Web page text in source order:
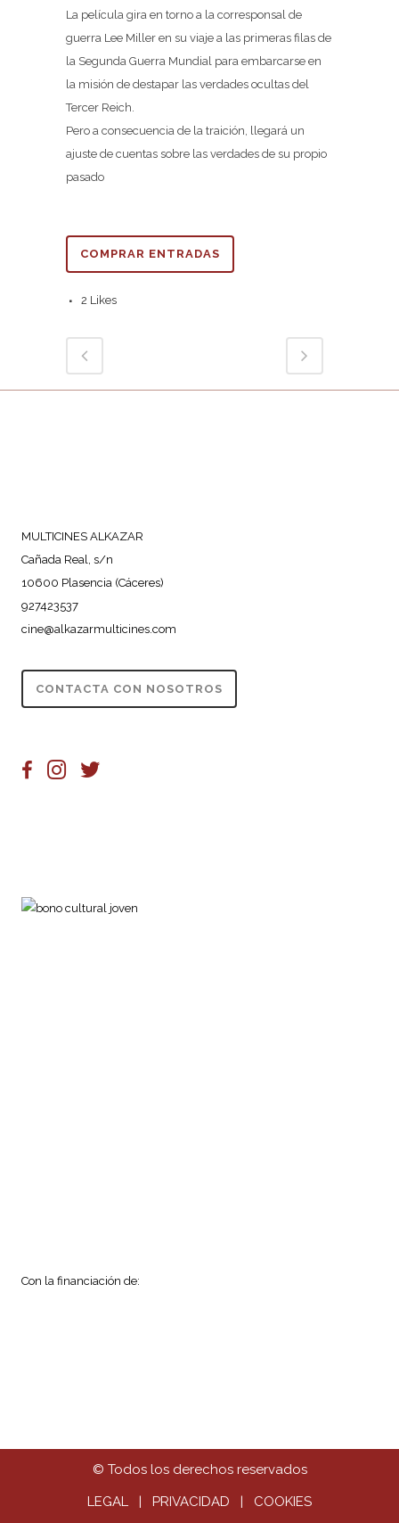
La película gira en torno a la corresponsal de
guerra Lee Miller en su viaje a las primeras filas de
la Segunda Guerra Mundial para embarcarse en
la misión de destapar las verdades ocultas del
Tercer Reich.
Pero a consecuencia de la traición, llegará un
ajuste de cuentas sobre las verdades de su propio
pasado
COMPRAR ENTRADAS
2 Likes
MULTICINES ALKAZAR
Cañada Real, s/n
10600 Plasencia (Cáceres)
927423537
cine@alkazarmulticines.com
CONTACTA CON NOSOTROS
Con la financiación de:
© Todos los derechos reservados
LEGAL | PRIVACIDAD | COOKIES